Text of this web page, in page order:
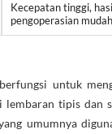
Kecepatan tinggi,
pengoperasian mudah
untuk
lembaran tipis dan
umumnya